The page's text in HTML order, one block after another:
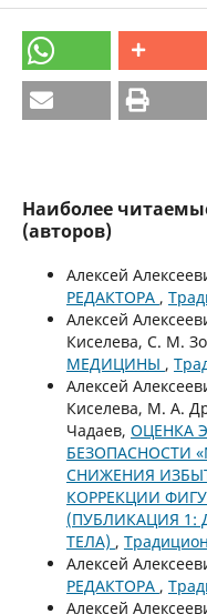
Наиболее
(авторов)
Алексей
РЕДАКТОРА ,
Алексей
Киселева, С. М.
МЕДИЦИНЫ ,
Алексей
Киселева, М. А.
Чадаев, ОЦЕНКА
БЕЗОПАСНОСТИ
СНИЖЕНИЯ
КОРРЕКЦИИ
(ПУБЛИКАЦИЯ
ТЕЛА) ,
Алексей
РЕДАКТОРА ,
Алексей